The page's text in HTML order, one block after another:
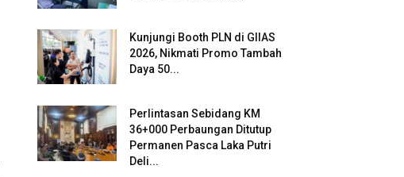
Kunjungi Booth PLN di GIIAS
2026, Nikmati Promo Tambah
Daya 50...
Perlintasan Sebidang KM
36+000 Perbaungan Ditutup
Permanen Pasca Laka Putri
Deli...